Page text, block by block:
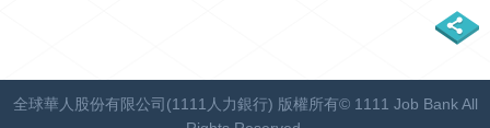
全球華人股份有限公司(1111人力銀行) 版權所有© 1111 Job Bank All